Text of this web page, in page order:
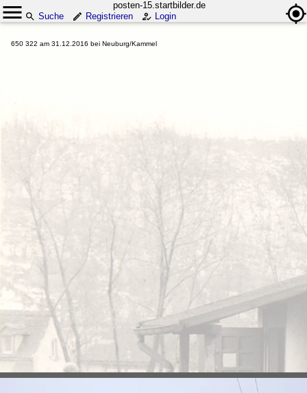
posten-15.startbilder.de
Suche
Registrieren Login
650 322 am 31.12.2016 bei Neuburg/Kammel